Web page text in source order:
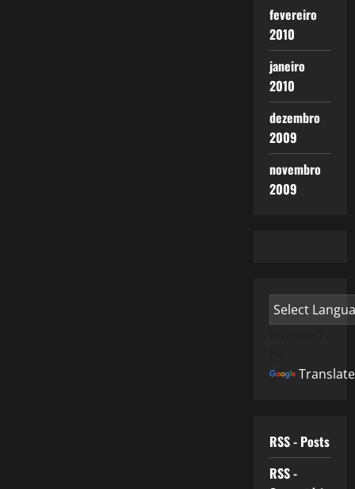
fevereiro
2010
janeiro
2010
dezembro
2009
novembro
2009
Translate
RSS - Posts
RSS -